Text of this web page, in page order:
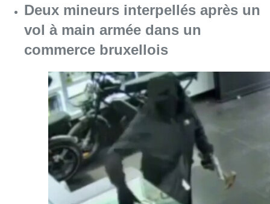
Deux mineurs interpellés après un
vol à main armée dans un
commerce bruxellois